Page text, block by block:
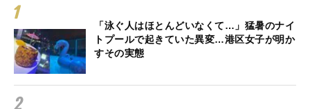
「泳ぐ人はほとんどいなくて…」猛暑のナイ
トプールで起きていた異変…港区女子が明か
すその実態